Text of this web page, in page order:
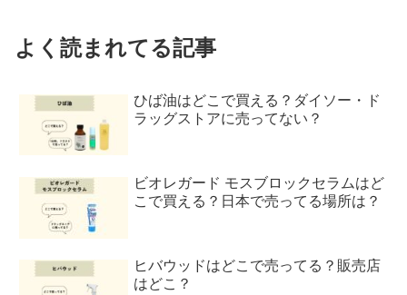
よく読まれてる記事
ひば油はどこで買える？ダイソー・ド
ラッグストアに売ってない？
ビオレガード モスブロックセラムはど
こで買える？日本で売ってる場所は？
ヒバウッドはどこで売ってる？販売店
はどこ？